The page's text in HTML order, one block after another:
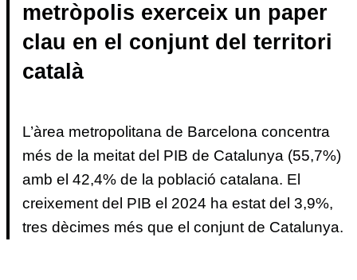
metròpolis exerceix un paper
clau en el conjunt del territori
català
L’àrea metropolitana de Barcelona concentra
més de la meitat del PIB de Catalunya (55,7%)
amb el 42,4% de la població catalana. El
creixement del PIB el 2024 ha estat del 3,9%,
tres dècimes més que el conjunt de Catalunya.